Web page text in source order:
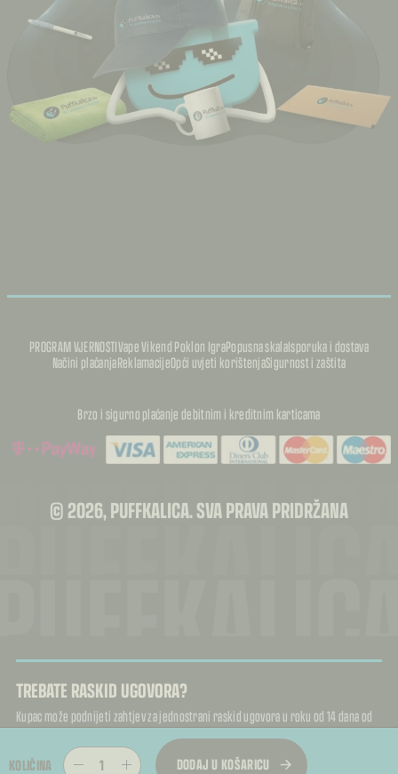
KOLIČINA DODAJ U KOŠARICU
PROGRAM VJERNOSTIVape Vikend Poklon IgraPopusna skalaIsporuka i dostava
Načini plaćanjaReklamacijeOpći uvjeti korištenjaSigurnost i zaštita
Brzo i sigurno plaćanje debitnim i kreditnim karticama
© 2026, PUFFKALICA. SVA PRAVA PRIDRŽANA
TREBATE RASKID UGOVORA?
Kupac može podnijeti zahtjev za jednostrani raskid ugovora u roku od 14 dana od
primitka proizvoda.
Raskid ugovora